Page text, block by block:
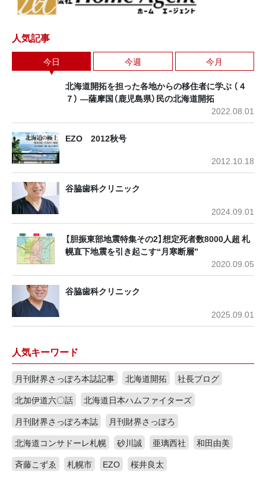
人気記事
今日 今週 今月
北海道開拓を担った各地からの移住者に学ぶ （４
７） ―薩摩国（鹿児島県）民の北海道開拓
2022.08.01
EZO 2012秋号
2012.10.18
谷脇歯科クリニック
2024.09.01
【胆振東部地震特集その2】想定死者数8000人超 札
幌直下地震を引き起こす“月寒断層”
2020.09.05
谷脇歯科クリニック
2025.09.01
人気キーワード
月刊財界さっぽろ本誌記事 北海道開拓
社長ブログ
北加伊道六〇話
北海道日本ハムファイターズ
月刊財界さっぽろ本誌
月刊財界さっぽろ
北海道コンサドーレ札幌
砂川誠 亜璃西社
和田由美
斉藤こずゑ
札幌市 EZO 桜井良太